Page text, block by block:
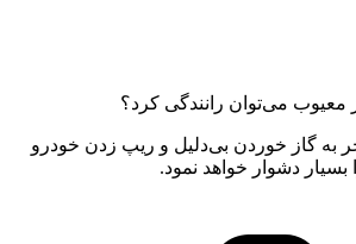
معیوب می‌توان رانندگی کرد؟
به گاز خوردن بی‌دلیل و ریپ زدن خودرو
بسیار دشوار خواهد نمود.